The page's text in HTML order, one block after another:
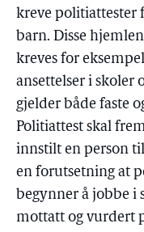
kreve politiattester
barn. Disse
kreves for
ansettelser i skoler
gjelder både faste
Politiattest skal
innstilt en person
en forutsetning at
begynner å jobbe i
mottatt og vurdert